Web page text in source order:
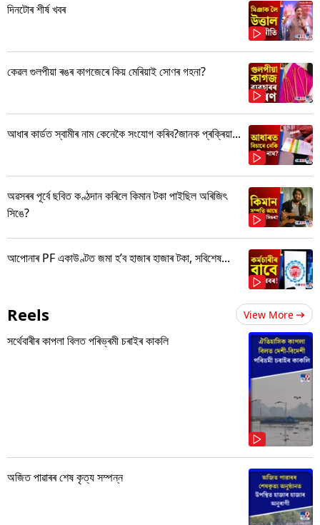
দিনটোৰ শীৰ্ষ খবৰ
কেৱল গুলপীয়া ৰঙৰ কাগজেৰে কিয় মেৰিয়াই সোণৰ গহনা?
আধাৰ কাৰ্ডত স্বামীৰ নাম কেনেকৈ সংযোগ কৰিব?জানক প্ৰক্ৰিয়া...
অৱসৰৰ পূৰ্বে ছবিত কণ্ঠদান কৰিলে কিমান টকা পাইছিল অৰিজিৎ
সিঙে?
আপোনাৰ PF একাউণ্টত জমা হ’ব হাজাৰ হাজাৰ টকা, সবিশেষ...
Reels View More
সৰ্থেবাৰীৰ কাপলা বিলত পৰিভ্ৰমী চৰাইৰ কাকলি
অজিত পাৱাৰৰ শেষ কৃত্য সম্পন্ন